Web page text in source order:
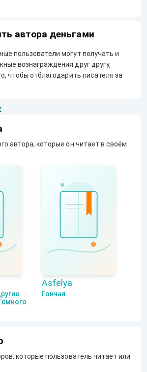
автора деньгами
пользователи могут получать и
вознаграждения друг другу,
чтобы отблагодарить писателя за
автора, которые он читает в своём
Asfelya
Гончая
которые пользователь читает или